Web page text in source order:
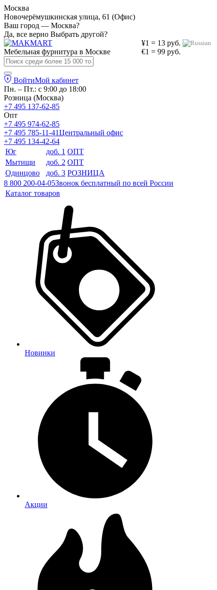
Москва
Новочерёмушкинская улица, 61 (Офис)
Ваш город — Москва?
Да, все верно Выбрать другой?
¥1 = 13 руб.
€1 = 99 руб.
Мебельная фурнитура в Москве
ВойтиМой кабинет
Пн. – Пт.: с 9:00 до 18:00
Розница (Москва)
+7 495 137-62-85
Опт
+7 495 974-62-85
+7 495 785-11-41Центральный офис
+7 495 134-42-64
Юг
доб. 1 ОПТ
Мытищи
доб. 2 ОПТ
Одинцово
доб. 3 РОЗНИЦА
8 800 200-04-05Звонок бесплатный по всей России
Каталог товаров
Новинки
Акции